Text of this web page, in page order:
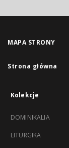
MAPA STRONY
Strona główna
Kolekcje
DOMINIKALIA
LITURGIKA